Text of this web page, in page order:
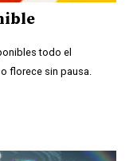
todo el
florece sin pausa.